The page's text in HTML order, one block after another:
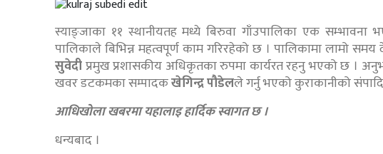
स्याङ्जाका ११ स्थानीयतह मध्ये बिरुवा गाँउपालिका एक सम्भावना
पालिकाले बिभिन्न महत्वपूर्ण काम गरिरहेको छ । पालिकामा लामो
सुवेदीप्रमुख प्रशासकीय अधिकृतका रुपमा कार्यरत रहनु भएको छ ।
खवर डटकमका सम्पादकखेगिन्द्र पौडेलले गर्नु भएको कुराकानीको
आधिखोला खबरमा यहालाइ हार्दिक स्वागत छ ।
धन्यबाद ।